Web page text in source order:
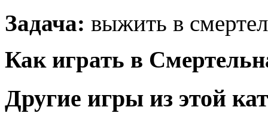
Задача: выжить в
Как играть в
Другие игры из этой